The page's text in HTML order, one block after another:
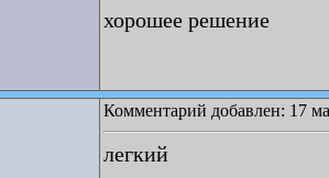
хорошее решение
Комментарий добавлен: 17
легкий